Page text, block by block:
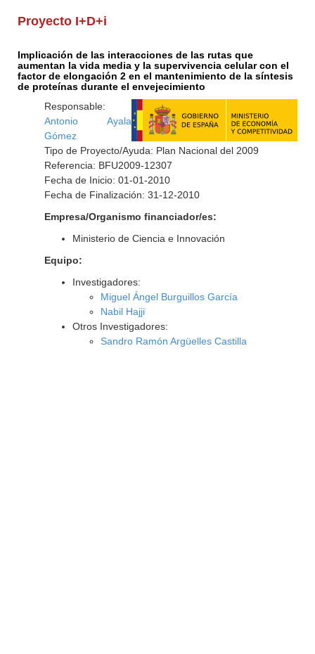
Proyecto I+D+i
Implicación de las interacciones de las rutas que
aumentan la vida media y la supervivencia celular con el
factor de elongación 2 en el mantenimiento de la síntesis
de proteínas durante el envejecimiento
Responsable:
Antonio Ayala
Gómez
Tipo de Proyecto/Ayuda: Plan Nacional del 2009
Referencia: BFU2009-12307
Fecha de Inicio: 01-01-2010
Fecha de Finalización: 31-12-2010
Empresa/Organismo financiador/es:
Ministerio de Ciencia e Innovación
Equipo:
Investigadores:
Miguel Ángel Burguillos García
Nabil Hajji
Otros Investigadores:
Sandro Ramón Argüelles Castilla